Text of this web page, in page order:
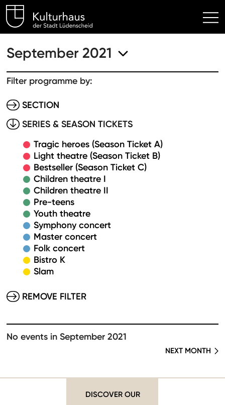
Kulturhaus Lüdenscheid
September 2021
Filter programme by:
SECTION
SERIES & SEASON TICKETS
Tragic heroes (Season Ticket A)
Light theatre (Season Ticket B)
Bestseller (Season Ticket C)
Children theatre I
Children theatre II
Pre-teens
Youth theatre
Symphony concert
Master concert
Folk concert
Bistro K
Slam
REMOVE FILTER
No events in September 2021
NEXT MONTH
DISCOVER OUR